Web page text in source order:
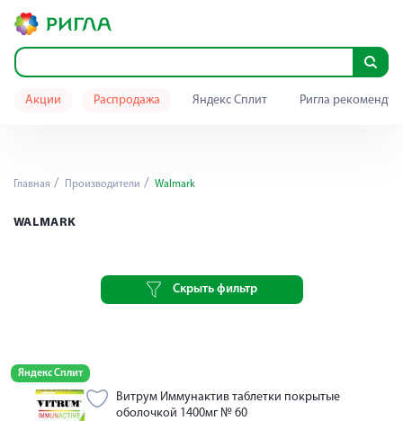
Акции Распродажа Яндекс Сплит Ригла
Главная Производители Walmark
WALMARK
Скрыть фильтр
Яндекс Сплит
Витрум Иммунактив таблетки покрытые
оболочкой 1400мг № 60